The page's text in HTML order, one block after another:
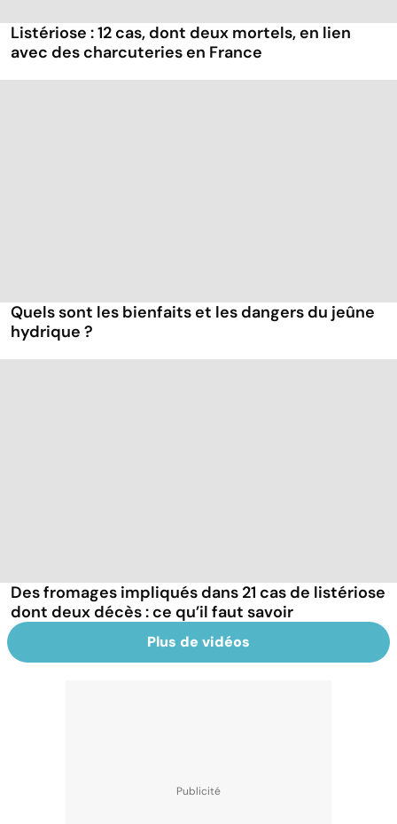
Listériose : 12 cas, dont deux mortels, en lien
avec des charcuteries en France
Quels sont les bienfaits et les dangers du jeûne
hydrique ?
Des fromages impliqués dans 21 cas de listériose
dont deux décès : ce qu’il faut savoir
Plus de vidéos